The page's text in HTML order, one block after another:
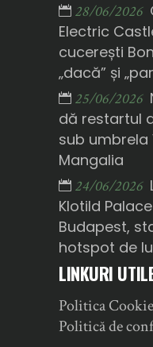
28/06/2026
Electric
cucerești
„dacă” și
25/06/2026
dă restartul
sub umbrela
Mangalia
24/06/2026
Klotild
Budapest,
hotspot de
LINKURI
Politica Cookie
Politică de